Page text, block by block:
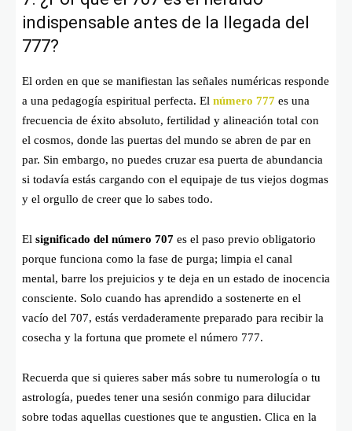
indispensable antes de la llegada del
777?
El orden en que se manifiestan las señales numéricas responde
a una pedagogía espiritual perfecta. El número 777 es una
frecuencia de éxito absoluto, fertilidad y alineación total con
el cosmos, donde las puertas del mundo se abren de par en
par. Sin embargo, no puedes cruzar esa puerta de abundancia
si todavía estás cargando con el equipaje de tus viejos dogmas
y el orgullo de creer que lo sabes todo.
El significado del número 707 es el paso previo obligatorio
porque funciona como la fase de purga; limpia el canal
mental, barre los prejuicios y te deja en un estado de inocencia
consciente. Solo cuando has aprendido a sostenerte en el
vacío del 707, estás verdaderamente preparado para recibir la
cosecha y la fortuna que promete el número 777.
Recuerda que si quieres saber más sobre tu numerología o tu
astrología, puedes tener una sesión conmigo para dilucidar
sobre todas aquellas cuestiones que te angustien. Clica en la